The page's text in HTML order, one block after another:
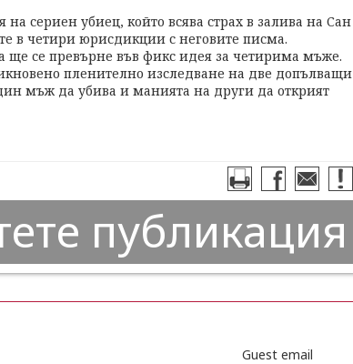
на сериен убиец, който всява страх в залива на Сан
в четири юрисдикции с неговите писма.
ще се превърне във фикс идея за четирима мъже.
пленително изследване на две допълващи
мъж да убива и манията на други да открият
публикация
Guest email